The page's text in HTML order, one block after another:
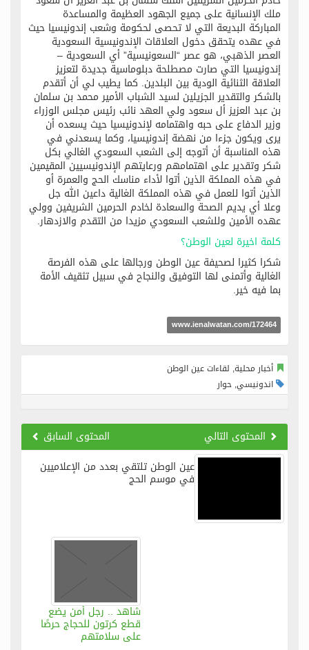
ملك الإنسانية على جميع الجهود العظيمة والمساعدة
المباركة البديعة التي لا تحصى لحكومة وشعب إندونيسيا حيث
في عهده يتحقق دخول العلاقات الإندونيسية السعودية
العصر الذهبي، هو عصر “السعونيسية” أي السعودية –
إندونيسيا التي صارت مصطلحة دبلوماسية جديدة لتعزيز
العلاقة الثنائية الودية بين البلدين. كما يطيب لي أن أتقدم
بالشكر والتقدير الجزيلين لسيد الشباب الأمير محمد بن سلمان
بن عبد العزيز أل سعود ولي العهد نائب رئيس مجلس الوزراء
وزير الدفاع على حبه واهتمامه لإندونيسيا حيث يسعده أن
يرى ويكون جزءا من نهضة إندونيسيا، وكما يسعدني في
هذه المناسبة أن أتوجه إلى الشعب السعودي الغالي بكل
شكر وتقدير على اهتمامهم ورعايتهم الإندونيسيين المقيمين
في هذه المملكة الذين أتوا لأداء مناسك الحج والعمرة أو
الذين أتوا للعمل في هذه المملكة الغالية داعين الله جل
وعلا أي يديم الصحة والسعادة لخادم الحرمين الشريفين وولي
عهده الأمين وللشعب السعودي مزيدا من التقدم والازدهار.
كلمة اخيرة لعين الوطن؟
شكرا كثيرا لصحيفة عين الوطن ورجالها على هذه الفرصة
الغالية وأتمنى لها التوفيق والنجاح في سبيل تثقيف الأمة
بما فيه خير.
www.ienalwatan.com/172464
أخبار محلية, لقاءات عين الوطن
اندونيسي, حوار
المحتوى السابق
المحتوى التالي
عين الوطن تلتقي بعدد من الإعلاميين
في موسم الحج
شاهد .. رجل أمن يضع
قطع كرتون للحجاج حرصًا
على سلامتهم